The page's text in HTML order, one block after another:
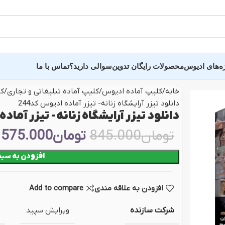
عروسی سالن وغیره
دید و خلاصه فیلم
فرمالیته
عاشقانه عروس
دونفره عروس و داماد
سایر پروژه و
پروژه اماده
کلیپ عکس و
کلیپ آماده
پروژه تایتل بار و
ادیوسمحصولات رایگان تدوینسوالی دارید؟تماس با ما
خانه کلیپ آماده ادیوس کلیپ آماده تبلیغاتی و تجاری
دانلود تیزر آرایشگاه زنانه- تیزر آماده ادیوس کد244
دانلود تیزر آرایشگاه زنانه- تیزر
تومان845.000 تومان575.000
افزودن به
افزودن به علاقه مندی Add to compare
شرکت سازنده ویرایش سپید